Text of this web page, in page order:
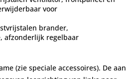
voor
brander,
afzonderlijk regelbaar
(zie speciale accessoires). De aan